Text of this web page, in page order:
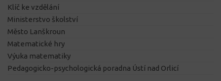
Klíč ke vzdělání
Ministerstvo školství
Město Lanškroun
Matematické hry
Výuka matematiky
Pedagogicko-psychologická poradna Ústí nad Orlicí